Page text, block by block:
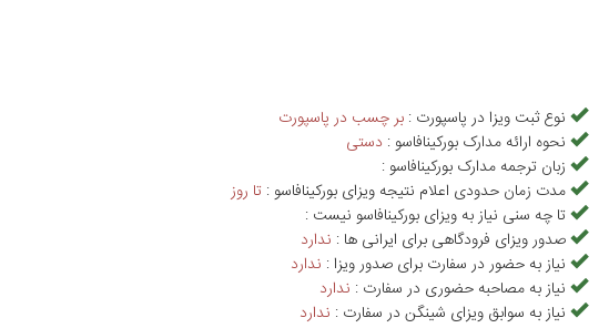
نوع ثبت ویزا در پاسپورت : بر چسب در پاسپورت
نحوه ارائه مدارک بورکینافاسو : دستی
زبان ترجمه مدارک بورکینافاسو :
مدت زمان حدودی اعلام نتیجه ویزای بورکینافاسو : تا روز
تا چه سنی نیاز به ویزای بورکینافاسو نیست :
صدور ویزای فرودگاهی برای ایرانی ها : ندارد
نیاز به حضور در سفارت برای صدور ویزا : ندارد
نیاز به مصاحبه حضوری در سفارت : ندارد
نیاز به سوابق ویزای شینگن در سفارت : ندارد